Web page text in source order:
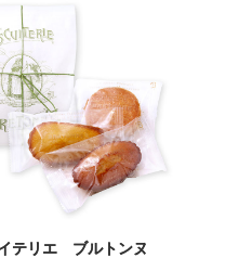
テリエ ブルトンヌ